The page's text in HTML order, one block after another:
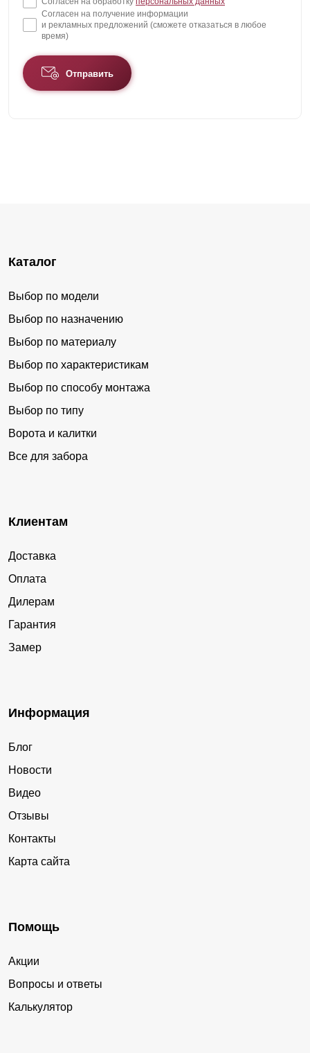
Согласен на получение информации
и рекламных предложений (сможете отказаться в любое
время)
Отправить
Каталог
Выбор по модели
Выбор по назначению
Выбор по материалу
Выбор по характеристикам
Выбор по способу монтажа
Выбор по типу
Ворота и калитки
Все для забора
Клиентам
Доставка
Оплата
Дилерам
Гарантия
Замер
Информация
Блог
Новости
Видео
Отзывы
Контакты
Карта сайта
Помощь
Акции
Вопросы и ответы
Калькулятор